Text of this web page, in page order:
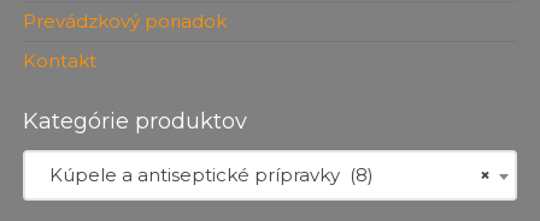
Prevádzkový poriadok
Kontakt
Kategórie produktov
×
Kúpele a antiseptické prípravky (8)